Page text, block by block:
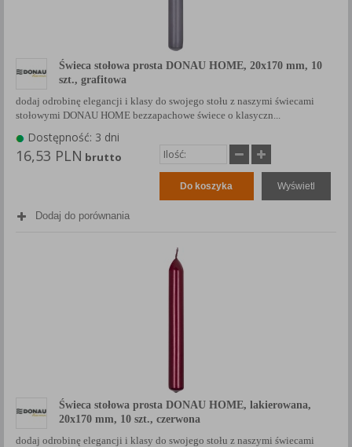
Świeca stołowa prosta DONAU HOME, 20x170 mm, 10
szt., grafitowa
dodaj odrobinę elegancji i klasy do swojego stołu z naszymi świecami
stołowymi DONAU HOME bezzapachowe świece o klasyczn...
Dostępność: 3 dni
16,53 PLN brutto
Do koszyka Wyświetl
Dodaj do porównania
Świeca stołowa prosta DONAU HOME, lakierowana,
20x170 mm, 10 szt., czerwona
dodaj odrobinę elegancji i klasy do swojego stołu z naszymi świecami